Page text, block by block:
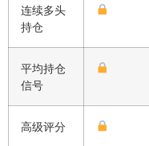
连续多头
持仓
平均持仓
信号
高级评分